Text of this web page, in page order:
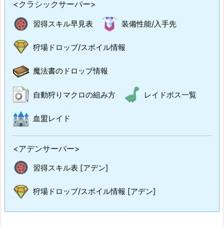
<クラシックサーバー>
習得スキル早見表 装備性能/入手先
狩場ドロップ/スポイル情報
魔法書のドロップ情報
自動狩りマクロの組み方 レイドボス一覧
血盟レイド
<アデンサーバー>
習得スキル表 [アデン]
狩場ドロップ/スポイル情報 [アデン]